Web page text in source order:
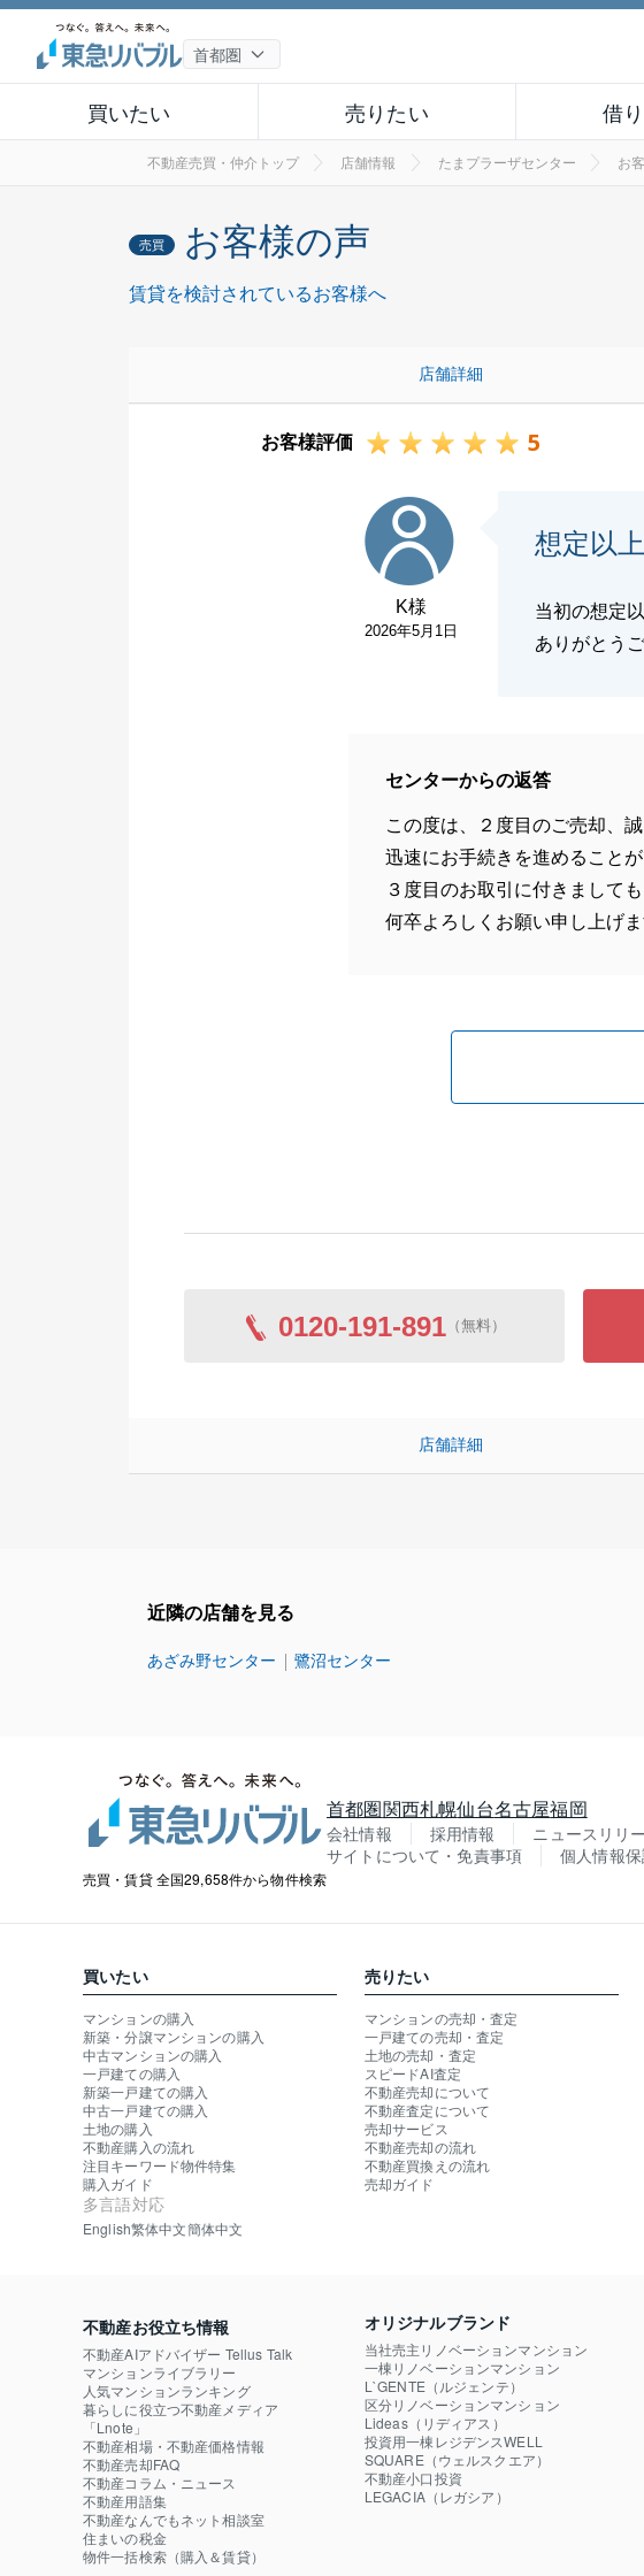
買いたい 売りたい 借
不動産売買・仲介トップ 店舗情報 たまプラーザセンター お
売買 お客様の声
賃貸を検討されているお客様へ
店舗詳細
お客様評価 5
K様
2026年5月1日
想定以
当初の想定
ありがとう
センターからの返答
この度は、２度目のご売却、
迅速にお手続きを進めること
３度目のお取引に付きまして
何卒よろしくお願い申し上げま
0120-191-891 （無料）
店舗詳細
近隣の店舗を見る
あざみ野センター 鷺沼センター
売買・賃貸 全国29,658件から物件検索
首都圏関西札幌仙台名古屋福岡
会社情報 採用情報 ニュースリリ
サイトについて・免責事項
個人情報
買いたい
マンションの購入
新築・分譲マンションの購入
中古マンションの購入
一戸建ての購入
新築一戸建ての購入
中古一戸建ての購入
土地の購入
不動産購入の流れ
注目キーワード物件特集
購入ガイド
多言語対応
English繁体中文簡体中文
売りたい
マンションの売却・査定
一戸建ての売却・査定
土地の売却・査定
スピードAI査定
不動産売却について
不動産査定について
売却サービス
不動産売却の流れ
不動産買換えの流れ
売却ガイド
不動産お役立ち情報
不動産AIアドバイザー Tellus Talk
マンションライブラリー
人気マンションランキング
暮らしに役立つ不動産メディア
「Lnote」
不動産相場・不動産価格情報
不動産売却FAQ
不動産コラム・ニュース
不動産用語集
不動産なんでもネット相談室
住まいの税金
物件一括検索（購入＆賃貸）
オリジナルブランド
当社売主リノベーションマンション
一棟リノベーションマンション
L`GENTE（ルジェンテ）
区分リノベーションマンション
Lideas（リディアス）
投資用一棟レジデンスWELL
SQUARE（ウェルスクエア）
不動産小口投資
LEGACIA（レガシア）